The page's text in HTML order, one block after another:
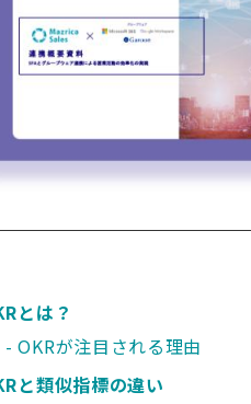
とは？
OKRが注目される理由
と類似指標の違い